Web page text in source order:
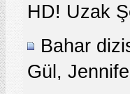
HD! Uzak
Bahar
Gül,